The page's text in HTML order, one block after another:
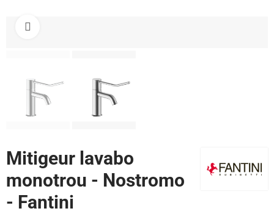
Mitigeur lavabo
monotrou - Nostromo
- Fantini